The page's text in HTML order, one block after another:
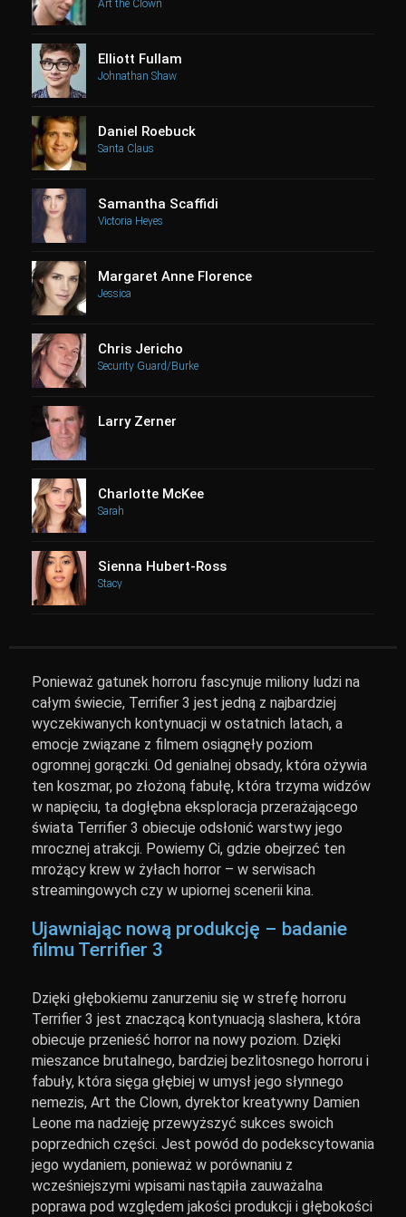
Art the Clown
Elliott Fullam
Johnathan Shaw
Daniel Roebuck
Santa Claus
Samantha Scaffidi
Victoria Heyes
Margaret Anne Florence
Jessica
Chris Jericho
Security Guard/Burke
Larry Zerner
Charlotte McKee
Sarah
Sienna Hubert-Ross
Stacy
Ponieważ gatunek horroru fascynuje miliony ludzi na
całym świecie, Terrifier 3 jest jedną z najbardziej
wyczekiwanych kontynuacji w ostatnich latach, a
emocje związane z filmem osiągnęły poziom
ogromnej gorączki. Od genialnej obsady, która ożywia
ten koszmar, po złożoną fabułę, która trzyma widzów
w napięciu, ta dogłębna eksploracja przerażającego
świata Terrifier 3 obiecuje odsłonić warstwy jego
mrocznej atrakcji. Powiemy Ci, gdzie obejrzeć ten
mrożący krew w żyłach horror – w serwisach
streamingowych czy w upiornej scenerii kina.
Ujawniając nową produkcję – badanie
filmu Terrifier 3
Dzięki głębokiemu zanurzeniu się w strefę horroru
Terrifier 3 jest znaczącą kontynuacją slashera, która
obiecuje przenieść horror na nowy poziom. Dzięki
mieszance brutalnego, bardziej bezlitosnego horroru i
fabuły, która sięga głębiej w umysł jego słynnego
nemezis, Art the Clown, dyrektor kreatywny Damien
Leone ma nadzieję przewyższyć sukces swoich
poprzednich części. Jest powód do podekscytowania
jego wydaniem, ponieważ w porównaniu z
wcześniejszymi wpisami nastąpiła zauważalna
poprawa pod względem jakości produkcji i głębokości